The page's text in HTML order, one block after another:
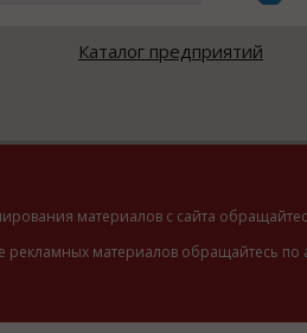
Каталог предприятий
материалов с сайта
материалов обращайтесь по